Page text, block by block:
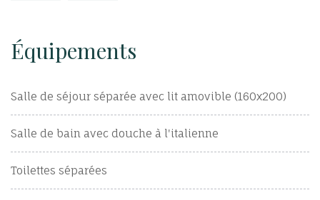
Équipements
Salle de séjour séparée avec lit amovible (160x200)
Salle de bain avec douche à l'italienne
Toilettes séparées